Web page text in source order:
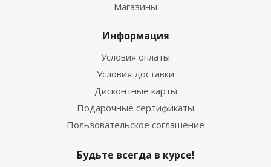
Магазины
Информация
Условия оплаты
Условия доставки
Дисконтные карты
Подарочные сертификаты
Пользовательское соглашение
Будьте всегда в курсе!